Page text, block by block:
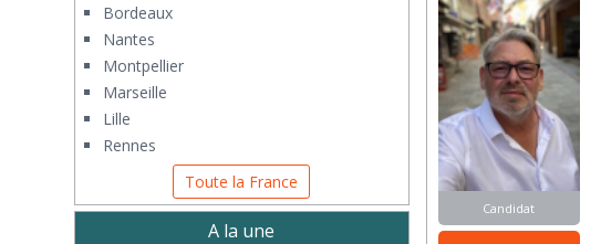
Candidat
Bordeaux
Nantes
Montpellier
Marseille
Lille
Rennes
Toute la France
A la une